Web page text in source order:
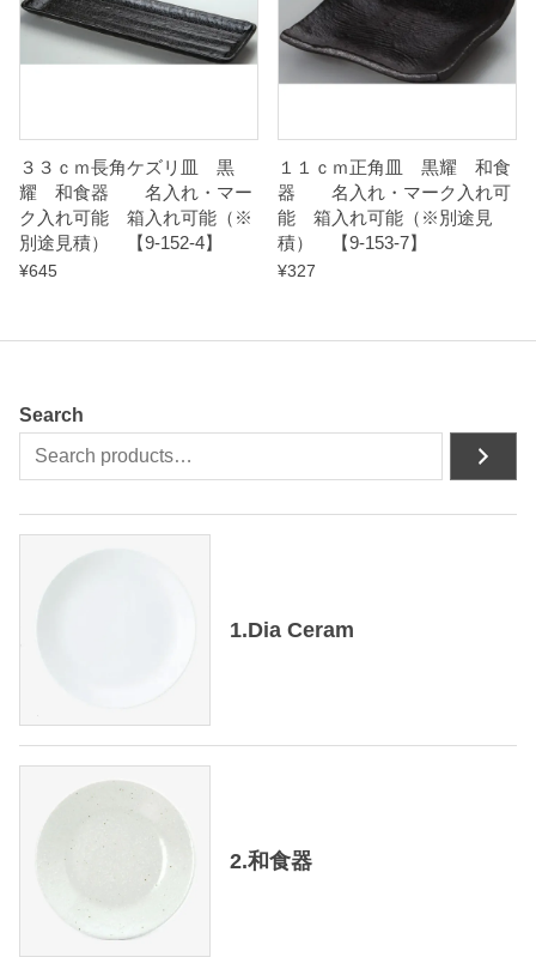
３３ｃｍ長角ケズリ皿 黒
耀 和食器 名入れ・マー
ク入れ可能 箱入れ可能（※
別途見積） 【9-152-4】
¥645
１１ｃｍ正角皿 黒耀 和食
器 名入れ・マーク入れ可
能 箱入れ可能（※別途見
積） 【9-153-7】
¥327
Search
1.Dia Ceram
2.和食器